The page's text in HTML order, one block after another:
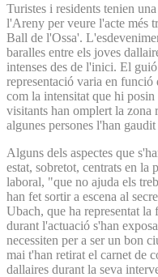
Turistes i residents tenien
l'Areny per veure l'acte més
Ball de l'Ossa'.
baralles entre els joves
intenses des de l'inici. El
representació varia en
com la intensitat que hi posin
visitants han omplert la zona
algunes persones l'han
Alguns dels aspectes que
estat, sobretot, centrats en
laboral, "que no ajuda els
han fet sortir a escena al
Ubach, que ha representat
durant l'actuació s'han
necessiten per a ser un bon
mai t'han retirat el carnet de
dallaires durant la seva